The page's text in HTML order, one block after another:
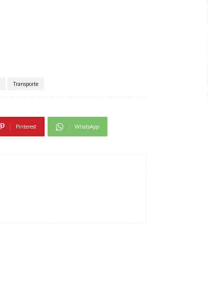
Transporte
Pinterest WhatsApp